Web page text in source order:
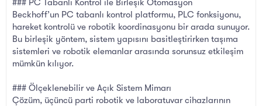
Beckhoff’un PC tabanlı kontrol platformu, PLC fonksiyonu,
hareket kontrolü ve robotik koordinasyonu bir arada sunuyor.
Bu birleşik yöntem, sistem yapısını basitleştirirken taşıma
sistemleri ve robotik elemanlar arasında sorunsuz etkileşim
mümkün kılıyor.
### Ölçeklenebilir ve Açık Sistem Mimarı
Çözüm, üçüncü parti robotik ve laboratuvar cihazlarının